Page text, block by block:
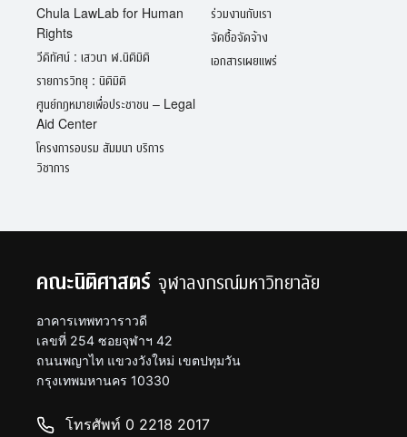
Chula LawLab for Human
Rights
วีดิทัศน์ : เสวนา ฬ.นิติมิติ
รายการวิทยุ : นิติมิติ
ศูนย์กฎหมายเพื่อประชาชน – Legal
Aid Center
โครงการอบรม สัมมนา บริการ
วิชาการ
ร่วมงานกับเรา
จัดซื้อจัดจ้าง
เอกสารเผยแพร่
คณะนิติศาสตร์ จุฬาลงกรณ์มหาวิทยาลัย
อาคารเทพทวาราวดี
เลขที่ 254 ซอยจุฬาฯ 42
ถนนพญาไท แขวงวังใหม่ เขตปทุมวัน
กรุงเทพมหานคร 10330
โทรศัพท์ 0 2218 2017